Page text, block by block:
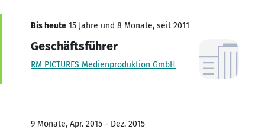
Bis heute 15 Jahre und 8 Monate, seit 2011
Geschäftsführer
RM PICTURES Medienproduktion GmbH
9 Monate, Apr. 2015 - Dez. 2015